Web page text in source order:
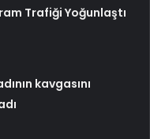
Trafiği Yoğunlaştı
kavgasını